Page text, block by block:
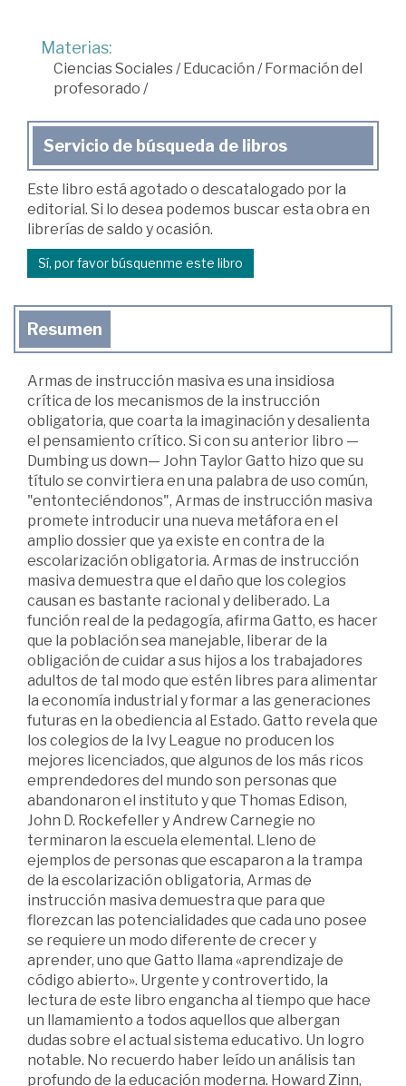
Materias:
Ciencias Sociales/ Educación / Formación del
profesorado /
Servicio de búsqueda de libros
Este libro está agotado o descatalogado por la
editorial. Si lo desea podemos buscar esta obra en
librerías de saldo y ocasión.
Sí, por favor búsquenme este libro
Resumen
Armas de instrucción masiva es una insidiosa
crítica de los mecanismos de la instrucción
obligatoria, que coarta la imaginación y desalienta
el pensamiento crítico. Si con su anterior libro —
Dumbing us down— John Taylor Gatto hizo que su
título se convirtiera en una palabra de uso común,
"entonteciéndonos", Armas de instrucción masiva
promete introducir una nueva metáfora en el
amplio dossier que ya existe en contra de la
escolarización obligatoria. Armas de instrucción
masiva demuestra que el daño que los colegios
causan es bastante racional y deliberado. La
función real de la pedagogía, afirma Gatto, es hacer
que la población sea manejable, liberar de la
obligación de cuidar a sus hijos a los trabajadores
adultos de tal modo que estén libres para alimentar
la economía industrial y formar a las generaciones
futuras en la obediencia al Estado. Gatto revela que
los colegios de la Ivy League no producen los
mejores licenciados, que algunos de los más ricos
emprendedores del mundo son personas que
abandonaron el instituto y que Thomas Edison,
John D. Rockefeller y Andrew Carnegie no
terminaron la escuela elemental. Lleno de
ejemplos de personas que escaparon a la trampa
de la escolarización obligatoria, Armas de
instrucción masiva demuestra que para que
florezcan las potencialidades que cada uno posee
se requiere un modo diferente de crecer y
aprender, uno que Gatto llama «aprendizaje de
código abierto». Urgente y controvertido, la
lectura de este libro engancha al tiempo que hace
un llamamiento a todos aquellos que albergan
dudas sobre el actual sistema educativo. Un logro
notable. No recuerdo haber leído un análisis tan
profundo de la educación moderna. Howard Zinn,